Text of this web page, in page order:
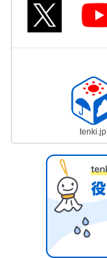
tenki.jp